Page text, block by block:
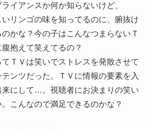
イアンスか何か知らないけど、
リンゴの味を知ってるのに、腑抜け
かな？今の子はこんなつまらないＴ
抱えて笑えてるの？
ＴＶは笑いでストレスを発散させて
テンツだった。ＴＶに情報の要素を入
来にして…。視聴者にお決まりの笑い
こんなので満足できるのかな？